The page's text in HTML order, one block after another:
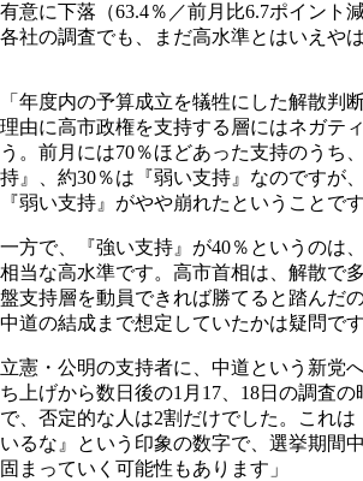
有意に下落（63.4％／前月比6.7ポイント
各社の調査でも、まだ高水準とはいえや
「年度内の予算成立を犠牲にした解散判
理由に高市政権を支持する層にはネガテ
う。前月には70％ほどあった支持のうち
持』、約30％は『弱い支持』なのですが
『弱い支持』がやや崩れたということです
一方で、『強い支持』が40％というのは
相当な高水準です。高市首相は、解散で
盤支持層を動員できれば勝てると踏んだ
中道の結成まで想定していたかは疑問です
立憲・公明の支持者に、中道という新党
ち上げから数日後の1月17、18日の調査
で、否定的な人は2割だけでした。これは
いるな』という印象の数字で、選挙期間
固まっていく可能性もあります」